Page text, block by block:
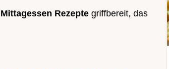
Mittagessen Rezepte griffbereit, das